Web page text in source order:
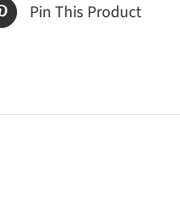
Pin This Product